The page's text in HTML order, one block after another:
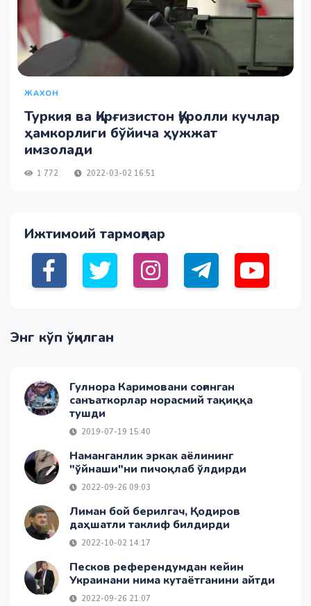
ЖАХОН
Туркия ва Қирғизистон Қуролли кучлар
ҳамкорлиги бўйича ҳужжат
имзолади
1 772 2022-03-02 16:51
Ижтимоий тармоқлар
Энг кўп ўқилган
Гулнора Каримовани соғинган
санъаткорлар норасмий тақиққа
тушди
2019-07-19 15:40
Наманганлик эркак аёлининг
"ўйнаши"ни пичоқлаб ўлдирди
2022-09-26 09:03
Лиман бой берилгач, Қодиров
даҳшатли таклиф билдирди
2022-10-02 14:17
Песков референдумдан кейин
Украинани нима кутаётганини айтди
2022-09-26 21:07